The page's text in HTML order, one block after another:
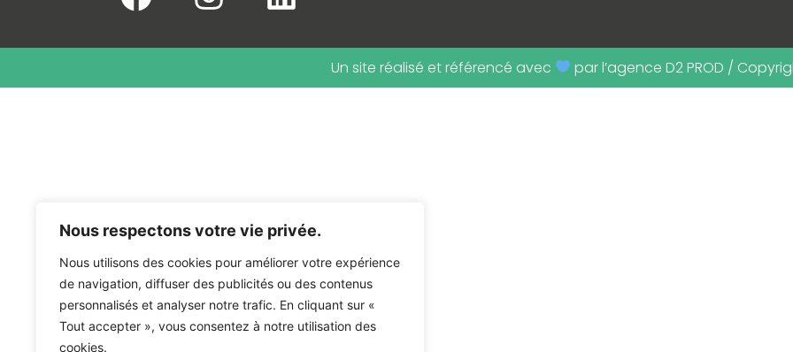
Nous respectons votre vie privée.
Nous utilisons des cookies pour améliorer votre expérience
de navigation, diffuser des publicités ou des contenus
personnalisés et analyser notre trafic. En cliquant sur «
Tout accepter », vous consentez à notre utilisation des
cookies.
Un site réalisé et référencé avec par l’agence D2 PROD /